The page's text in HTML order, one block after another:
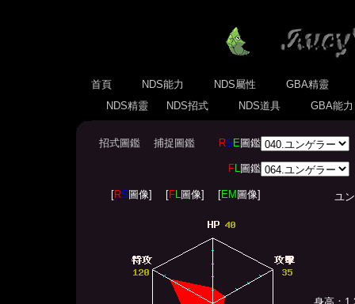
首頁 NDS能力 NDS屬性
GBA精靈
NDS精靈
NDS招式 NDS道具 GBA能
招式圖鑑 捕捉圖鑑 RS E圖鑑
FL圖鑑
[RS 圖像] [FL圖像] [EM 圖像] ユン